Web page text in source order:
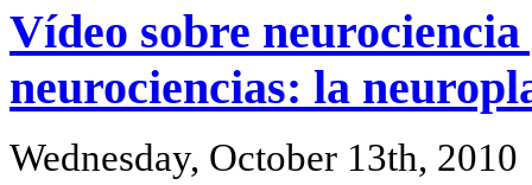
Vídeo sobre
neurociencias: la
Wednesday, October 13th, 2010